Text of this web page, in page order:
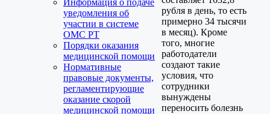
Информация о подаче
уведомления об
участии в системе
ОМС РТ
Порядки оказания
медицинской помощи
Нормативные
правовые документы,
регламентирующие
оказание скорой
медицинской помощи
рубля в день, то есть
примерно 34 тысячи
в месяц). Кроме
того, многие
работодатели
создают такие
условия, что
сотрудники
вынуждены
переносить болезнь